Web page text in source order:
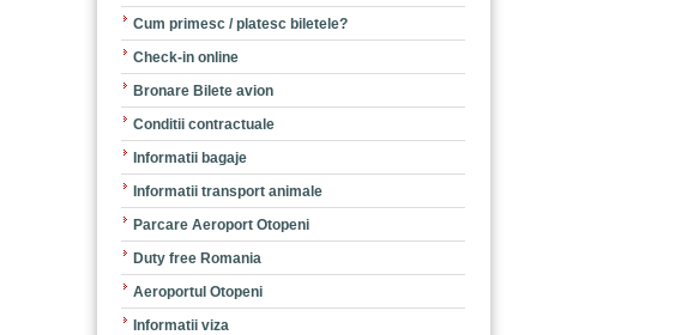
Cum primesc / platesc biletele?
Check-in online
Bronare Bilete avion
Conditii contractuale
Informatii bagaje
Informatii transport animale
Parcare Aeroport Otopeni
Duty free Romania
Aeroportul Otopeni
Informatii viza